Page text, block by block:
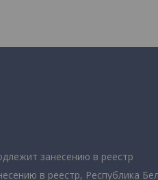
занесению в реестр
в реестр, Республика